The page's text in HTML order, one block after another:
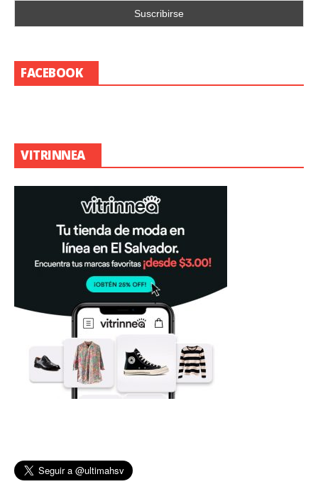
FACEBOOK
VITRINNEA